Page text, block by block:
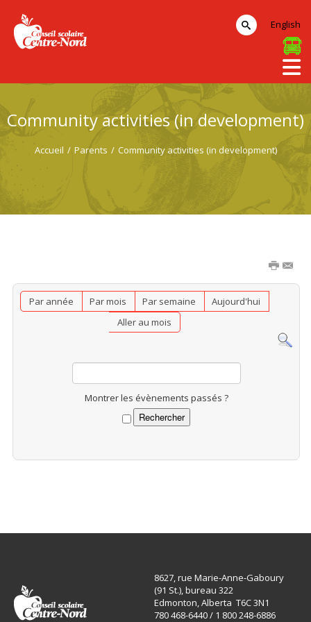
Community activities (in development)
Accueil / Parents / Community activities (in development)
Par année Par mois Par semaine
Aujourd'hui
Aller au mois
Montrer les évènements passés ?
English
8627, rue Marie-Anne-Gaboury
(91 St.), bureau 322
Edmonton, Alberta T6C 3N1
780 468-6440 / 1 800 248-6886